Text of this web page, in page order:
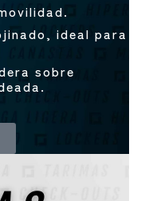
ideal para
sobre